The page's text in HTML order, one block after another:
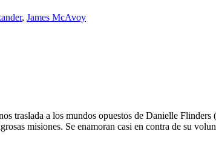
, James McAvoy
traslada a los mundos opuestos de Danielle
misiones. Se enamoran casi en contra de su